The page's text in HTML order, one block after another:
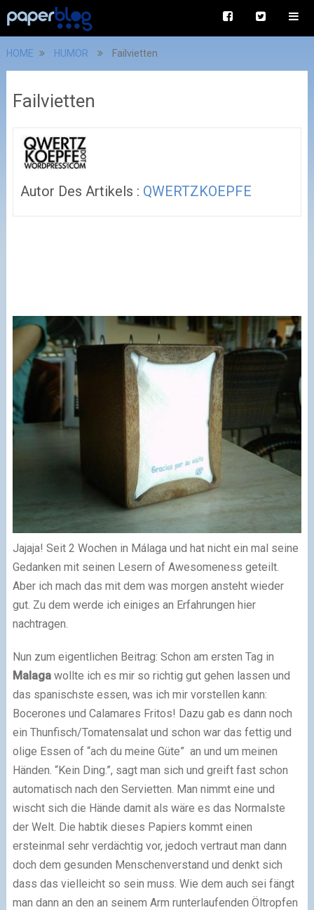
HOME HUMOR Failvietten
Failvietten
Autor Des Artikels : QWERTZKOEPFE
Jajaja! Seit 2 Wochen in Málaga und hat nicht ein mal seine
Gedanken mit seinen Lesern of Awesomeness geteilt.
Aber ich mach das mit dem was morgen ansteht wieder
gut. Zu dem werde ich einiges an Erfahrungen hier
nachtragen.
Nun zum eigentlichen Beitrag: Schon am ersten Tag in
Malagawollte ich es mir so richtig gut gehen lassen und
das spanischste essen, was ich mir vorstellen kann:
Bocerones und Calamares Fritos! Dazu gab es dann noch
ein Thunfisch/Tomatensalat und schon war das fettig und
olige Essen of “ach du meine Güte” an und um meinen
Händen. “Kein Ding.”, sagt man sich und greift fast schon
automatisch nach den Servietten. Man nimmt eine und
wischt sich die Hände damit als wäre es das Normalste
der Welt. Die habtik dieses Papiers kommt einen
ersteinmal sehr verdächtig vor, jedoch vertraut man dann
doch dem gesunden Menschenverstand und denkt sich
dass das vielleicht so sein muss. Wie dem auch sei fängt
man dann an den an seinem Arm runterlaufenden Öltropfen